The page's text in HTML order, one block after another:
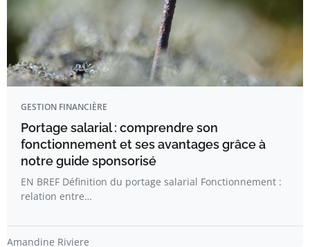
GESTION FINANCIÈRE
Portage salarial : comprendre son
fonctionnement et ses avantages grâce à
notre guide sponsorisé
EN BREF Définition du portage salarial Fonctionnement :
relation entre…
Amandine Riviere